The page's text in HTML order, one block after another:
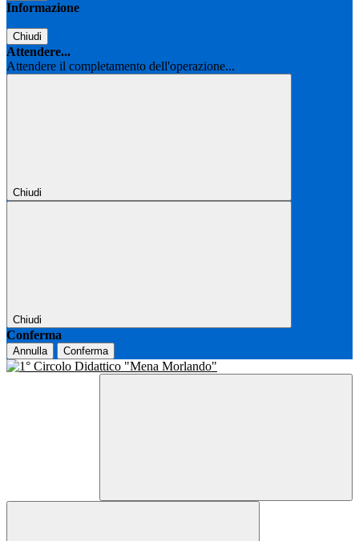
Informazione
Chiudi
Attendere...
Attendere il completamento dell'operazione...
Chiudi
Chiudi
Conferma
Annulla Conferma